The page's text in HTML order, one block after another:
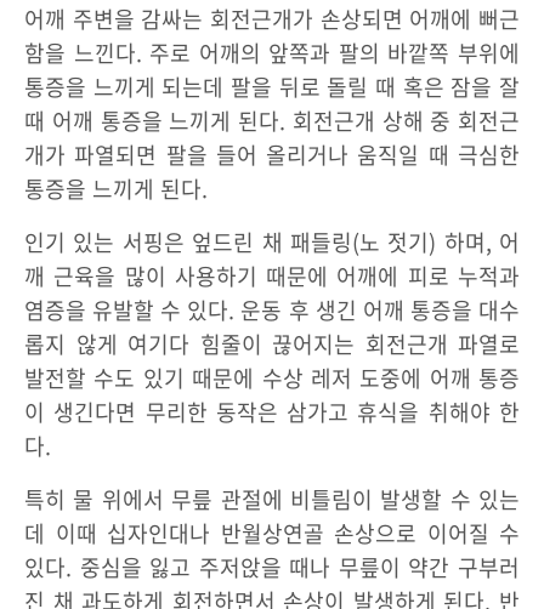
어깨 주변을 감싸는 회전근개가 손상되면 어깨에 뻐근
함을 느낀다. 주로 어깨의 앞쪽과 팔의 바깥쪽 부위에
통증을 느끼게 되는데 팔을 뒤로 돌릴 때 혹은 잠을 잘
때 어깨 통증을 느끼게 된다. 회전근개 상해 중 회전근
개가 파열되면 팔을 들어 올리거나 움직일 때 극심한
통증을 느끼게 된다.
인기 있는 서핑은 엎드린 채 패들링(노 젓기) 하며, 어
깨 근육을 많이 사용하기 때문에 어깨에 피로 누적과
염증을 유발할 수 있다. 운동 후 생긴 어깨 통증을 대수
롭지 않게 여기다 힘줄이 끊어지는 회전근개 파열로
발전할 수도 있기 때문에 수상 레저 도중에 어깨 통증
이 생긴다면 무리한 동작은 삼가고 휴식을 취해야 한
다.
특히 물 위에서 무릎 관절에 비틀림이 발생할 수 있는
데 이때 십자인대나 반월상연골 손상으로 이어질 수
있다. 중심을 잃고 주저앉을 때나 무릎이 약간 구부러
진 채 과도하게 회전하면서 손상이 발생하게 된다. 반